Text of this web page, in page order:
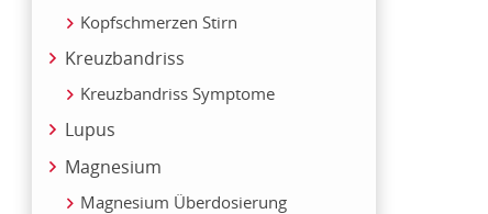
Kopfschmerzen Stirn
Kreuzbandriss
Kreuzbandriss Symptome
Lupus
Magnesium
Magnesium Überdosierung